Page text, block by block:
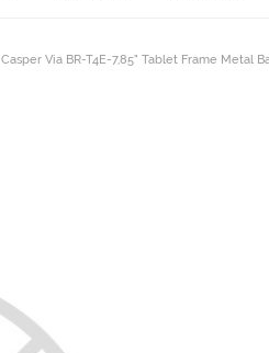
Casper Via BR-T4E-7,85" Tablet Frame Metal